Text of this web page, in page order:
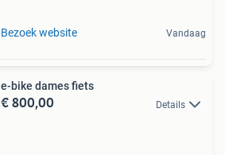
Bezoek website Vandaag
e-bike dames fiets
€ 800,00 Details